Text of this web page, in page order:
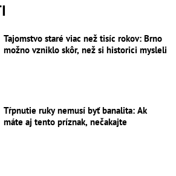
Tajomstvo staré viac než tisíc rokov: Brno
možno vzniklo skôr, než si historici mysleli
Tŕpnutie ruky nemusí byť banalita: Ak
máte aj tento príznak, nečakajte